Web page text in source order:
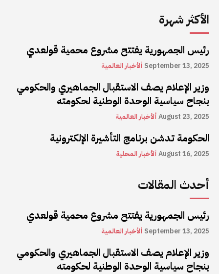
الأكثر شهرة
رئيس الجمهورية يفتتح مشروع محمية قولعدي
ألأخبار العالمية September 13, 2025
وزير الإعلام يصف الاستقبال الجماهيري والحكومي
بنجاح سياسية الوحدة الوطنية لحكومته
ألأخبار العالميةAugust 23, 2025
الحكومة تدشن برنامج التأشيرة الإلكترونية
ألأخبار المحليةAugust 16, 2025
أحدث المقالات
رئيس الجمهورية يفتتح مشروع محمية قولعدي
ألأخبار العالمية September 13, 2025
وزير الإعلام يصف الاستقبال الجماهيري والحكومي
بنجاح سياسية الوحدة الوطنية لحكومته